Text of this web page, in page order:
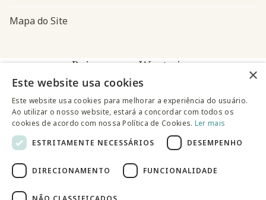
Mapa do Site
Baixe o app Westwing
@westwingbr
Somos uma empresa certificada
×
Este website usa cookies
Este website usa cookies para melhorar a experiência do usuário.
Ao utilizar o nosso website, estará a concordar com todos os
cookies de acordo com nossa Política de Cookies. Ler mais
ESTRITAMENTE NECESSÁRIOS
DESEMPENHO
DIRECIONAMENTO FUNCIONALIDADE